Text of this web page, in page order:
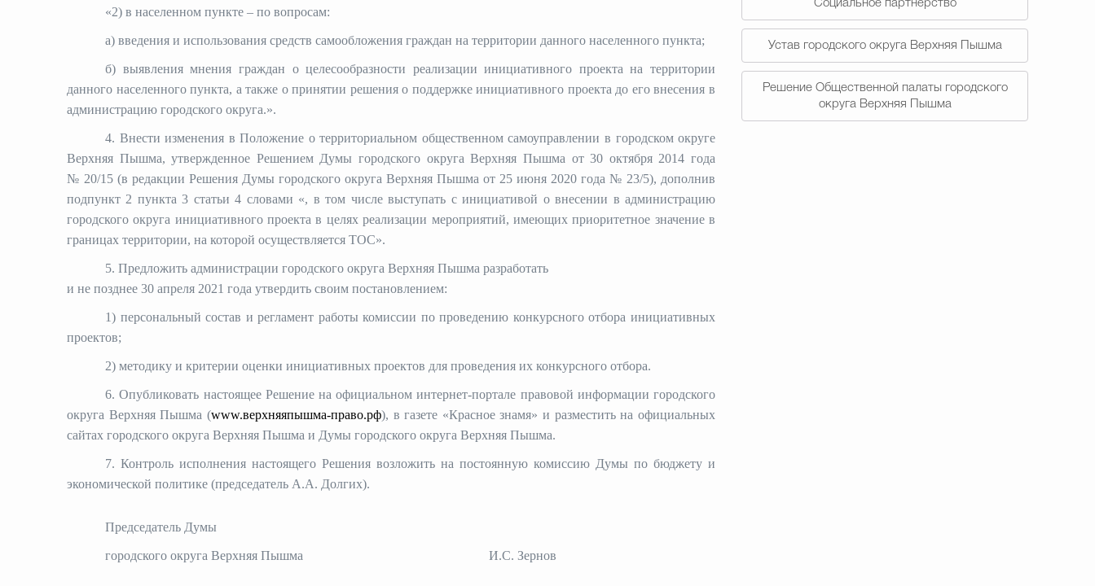
Социальное партнерство
Устав городского округа Верхняя Пышма
Решение Общественной палаты городского
округа Верхняя Пышма
«2) в населенном пункте – по вопросам:
а) введения и использования средств самообложения граждан на территории данного населенного пункта;
б) выявления мнения граждан о целесообразности реализации инициативного проекта на территории
данного населенного пункта, а также о принятии решения о поддержке инициативного проекта до его внесения в
администрацию городского округа.».
4. Внести изменения в Положение о территориальном общественном самоуправлении в городскомокруге
Верхняя Пышма, утвержденное Решением Думы городского округа Верхняя Пышма от 30 октября 2014 года
№ 20/15 (в редакции Решения Думы городского округа Верхняя Пышма от 25 июня 2020 года № 23/5), дополнив
подпункт 2 пункта 3 статьи 4 словами «, в том числе выступать с инициативой о внесении в администрацию
городского округа инициативного проекта в целях реализации мероприятий, имеющих приоритетное значение в
границах территории, на которой осуществляется ТОС».
5. Предложить администрации городского округа Верхняя Пышма разработать
и не позднее 30 апреля 2021 года утвердить своим постановлением:
1) персональный состав ирегламент работыкомиссии по проведению конкурсного отбора инициативных
проектов;
2)методику и критерии оценки инициативных проектов для проведения их конкурсного отбора.
6.Опубликовать настоящее Решение на официальном интернет-портале правовой информации городского
округа Верхняя Пышма (www.верхняяпышма-право.рф), в газете «Красное знамя» и разместить на официальных
сайтах городского округа Верхняя Пышма и Думы городского округа Верхняя Пышма.
7. Контроль исполнения настоящего Решения возложить на постоянную комиссию Думы по бюджету и
экономической политике (председатель А.А. Долгих).
Председатель Думы
городского округа Верхняя Пышма И.С. Зернов